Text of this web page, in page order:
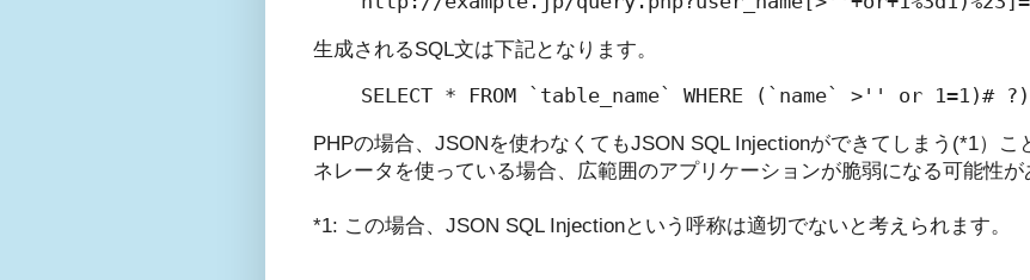
生成されるSQL文は下記となります。
PHPの場合、JSONを使わなくてもJSON SQL Injectionができてしまう(*1）こ
ネレータを使っている場合、広範囲のアプリケーションが脆弱になる可能性が
*1: この場合、JSON SQL Injectionという呼称は適切でないと考えられます。